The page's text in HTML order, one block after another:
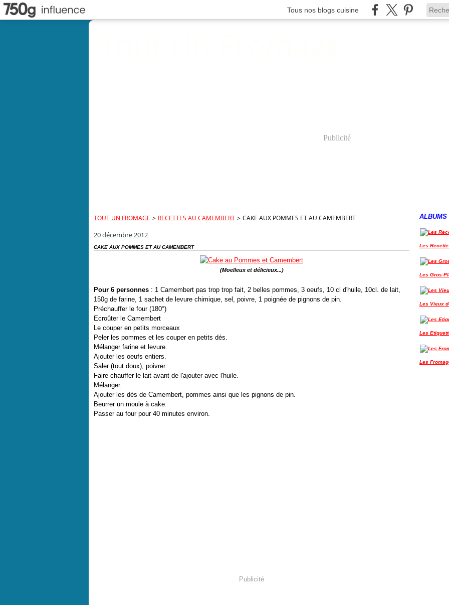
Tous nos blogs cuisine
Publicité
TOUT UN FROMAGE > RECETTES AU CAMEMBERT > CAKE AUX POMMES ET AU CAMEMBERT
20 décembre 2012
CAKE AUX POMMES ET AU CAMEMBERT
(Moelleux et délicieux...)
Pour 6 personnes : 1 Camembert pas trop trop fait, 2 belles pommes, 3 oeufs, 10 cl d'huile, 10cl. de lait,
150g de farine, 1 sachet de levure chimique, sel, poivre, 1 poignée de pignons de pin.
Préchauffer le four (180°)
Ecroûter le Camembert
Le couper en petits morceaux
Peler les pommes et les couper en petits dés.
Mélanger farine et levure.
Ajouter les oeufs entiers.
Saler (tout doux), poivrer.
Faire chauffer le lait avant de l'ajouter avec l'huile.
Mélanger.
Ajouter les dés de Camembert, pommes ainsi que les pignons de pin.
Beurrer un moule à cake.
Passer au four pour 40 minutes environ.
Publicité
ALBUMS
Les
Les Gros
Les Vieux
Les
Les